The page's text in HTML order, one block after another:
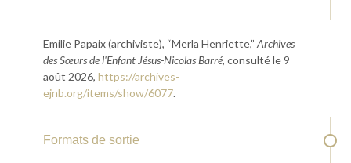
Emilie Papaix (archiviste), “Merla Henriette,” Archives
des Sœurs de l'Enfant Jésus-Nicolas Barré, consulté le 9
août 2026, https://archives-
ejnb.org/items/show/6077.
Formats de sortie